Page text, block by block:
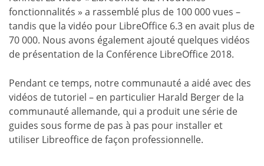
fonctionnalités » a rassemblé plus de 100 000 vues –
tandis que la vidéo pour LibreOffice 6.3 en avait plus de
70 000. Nous avons également ajouté quelques vidéos
de présentation de la Conférence LibreOffice 2018.
Pendant ce temps, notre communauté a aidé avec des
vidéos de tutoriel – en particulier Harald Berger de la
communauté allemande, qui a produit une série de
guides sous forme de pas à pas pour installer et
utiliser Libreoffice de façon professionnelle.